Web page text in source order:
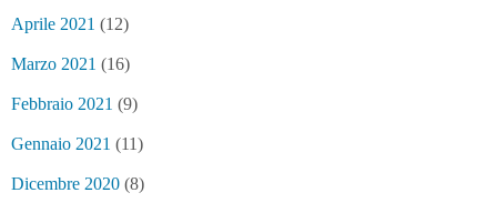
Aprile 2021 (12)
Marzo 2021 (16)
Febbraio 2021 (9)
Gennaio 2021 (11)
Dicembre 2020 (8)